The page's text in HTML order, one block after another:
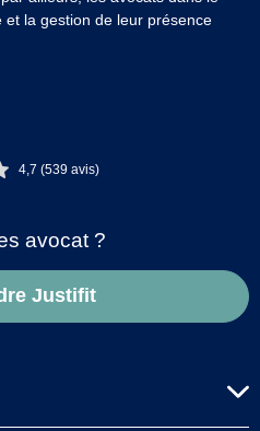
la gestion de leur présence
4,7 (539 avis)
avocat ?
Justifit